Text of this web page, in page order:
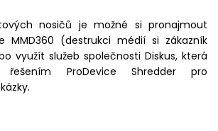
nosičů je možné si pronajmout
MMD360 (destrukci médií si zákazník
využít služeb společnosti Diskus, která
ProDevice Shredder pro